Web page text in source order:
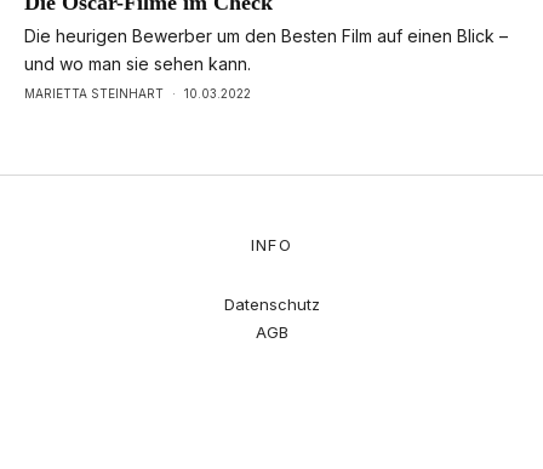
Die heurigen Bewerber um den Besten Film auf einen Blick –
und wo man sie sehen kann.
MARIETTA STEINHART · 10.03.2022
INFO
Datenschutz
AGB